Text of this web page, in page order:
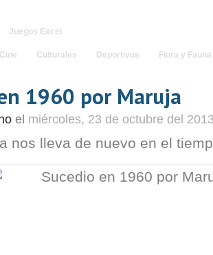
Juegos Excel
Cine Culturales Deportivos Flora y Fauna
1960 por Maruja
el miércoles, 23 de octubre del
nos lleva de nuevo en el